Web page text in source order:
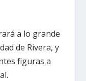
a lo grande
de Rivera, y
figuras a